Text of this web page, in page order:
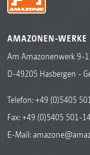
AMAZONEN-WERKE
Am Amazonenwerk 9-
D-49205 Hasbergen -
Telefon:+49 (0)5405
Fax: +49 (0)5405 501-
E-Mail: